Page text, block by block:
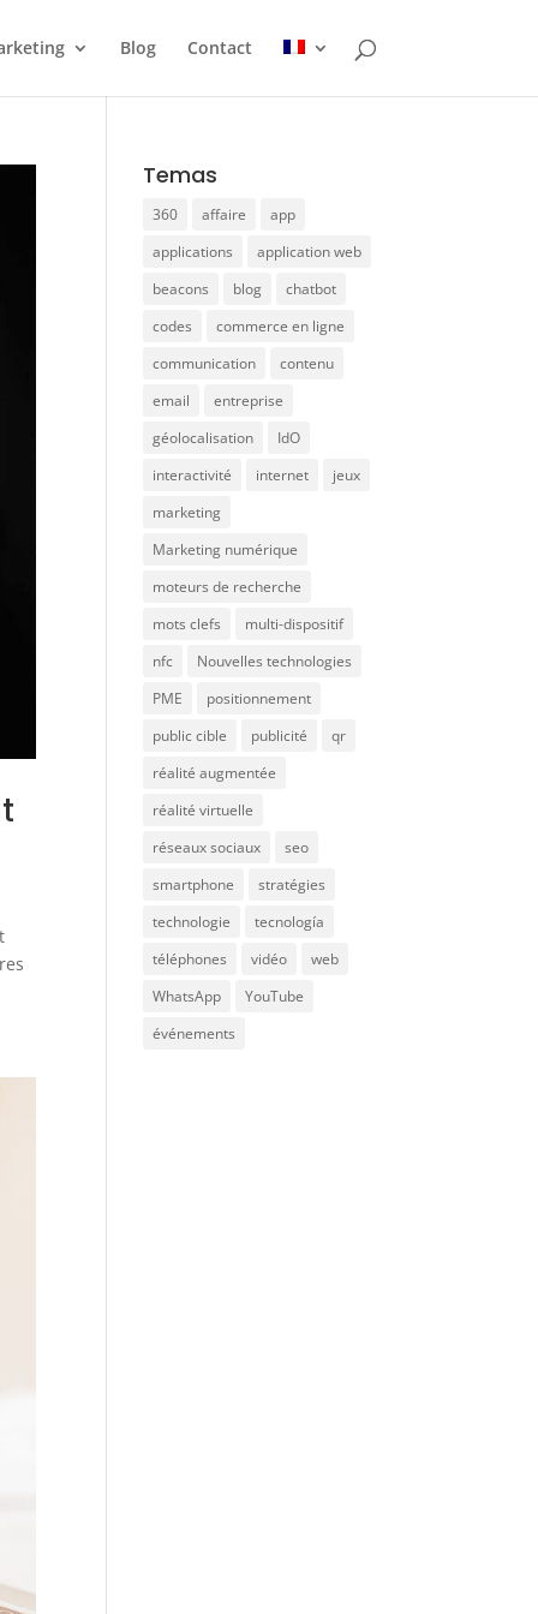
Blog Contact
Temas
360 affaire
app
applications
application web
beacons
blog
chatbot
codes
commerce en ligne
communication
contenu
email
entreprise
géolocalisation
IdO
interactivité
internet
jeux
marketing
Marketing numérique
moteurs de recherche
mots clefs
multi-dispositif
nfc
Nouvelles technologies
PME
positionnement
public cible
publicité
qr
réalité augmentée
réalité virtuelle
réseaux sociaux
seo
smartphone
stratégies
technologie
tecnología
téléphones
vidéo
web
WhatsApp
YouTube
événements